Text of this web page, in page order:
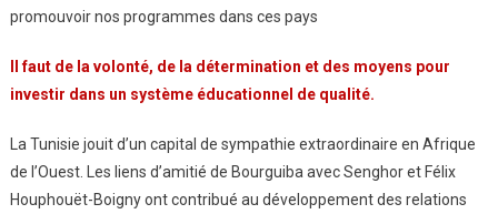
promouvoir nos programmes dans ces pays
Il faut de la volonté, de la détermination et des moyens pour
investir dans un système éducationnel de qualité.
La Tunisie jouit d’un capital de sympathie extraordinaire en Afrique
de l’Ouest. Les liens d’amitié de Bourguiba avec Senghor et Félix
Houphouët-Boigny ont contribué au développement des relations